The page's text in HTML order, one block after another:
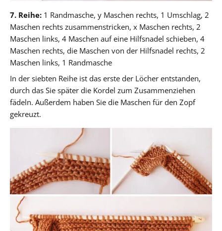
7. Reihe: 1 Randmasche, y Maschen rechts, 1 Umschlag, 2
Maschen rechts zusammenstricken, x Maschen rechts, 2
Maschen links, 4 Maschen auf eine Hilfsnadel schieben, 4
Maschen rechts, die Maschen von der Hilfsnadel rechts, 2
Maschen links, 1 Randmasche
In der siebten Reihe ist das erste der Löcher entstanden,
durch das Sie später die Kordel zum Zusammenziehen
fädeln. Außerdem haben Sie die Maschen für den Zopf
gekreuzt.